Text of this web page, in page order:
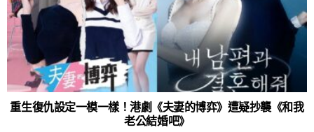
重生復仇設定一模一樣！港劇《夫妻的博弈》遭疑抄襲《和我
老公結婚吧》